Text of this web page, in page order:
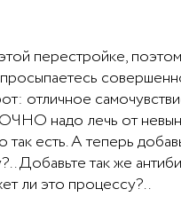
перестройке,
отличное
надо лечь от
есть. А теперь
Добавьте так же
ли это процессу?..